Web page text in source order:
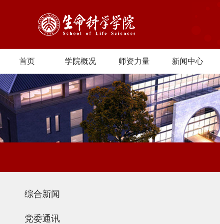
首页 学院概况 师资力量 新闻中心
综合新闻
党委通讯